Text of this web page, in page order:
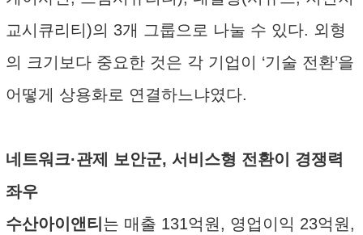
교시큐리티)의 3개 그룹으로 나눌 수 있다. 외형
의 크기보다 중요한 것은 각 기업이 ‘기술 전환’을
어떻게 상용화로 연결하느냐였다.
네트워크·관제 보안군, 서비스형 전환이 경쟁력
좌우
수산아이앤티 는 매출 131억원, 영업이익 23억원,